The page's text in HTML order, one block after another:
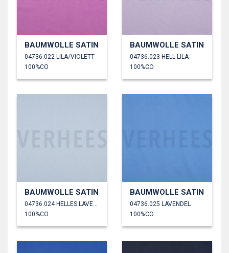
BAUMWOLLE SATIN
04736.022 LILA/VIOLETT
100%CO
BAUMWOLLE SATIN
04736.023 HELL LILA
100%CO
BAUMWOLLE SATIN
100%CO
BAUMWOLLE SATIN
04736.025 LAVENDEL
100%CO